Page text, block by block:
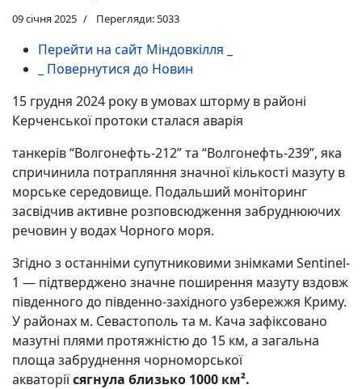
09 січня 2025 Перегляди: 5033
Перейти на сайт Міндовкілля _
_ Повернутися до Новин
15 грудня 2024 року в умовах шторму в районі
Керченської протоки сталася аварія
танкерів “Волгонефть-212” та “Волгонефть-239”, яка
спричинила потрапляння значної кількості мазуту в
морське середовище. Подальший моніторинг
засвідчив активне розповсюдження забруднюючих
речовин у водах Чорного моря.
Згідно з останніми супутниковими знімками Sentinel-
1 — підтверджено значне поширення мазуту вздовж
південного до південно-західного узбережжя Криму.
У районах м. Севастополь та м. Кача зафіксовано
мазутні плями протяжністю до 15 км, а загальна
площа забруднення чорноморської
акваторіїсягнула близько 1000 км².